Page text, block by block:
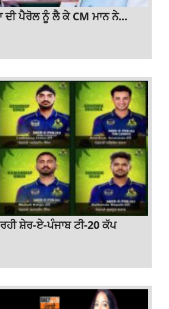
ਦੀ ਪੈਰੋਲ ਨੂੰ ਲੈ ਕੇ CM ਮਾਨ ਨੇ...
ਸ਼ੇਰ-ਏ-ਪੰਜਾਬ ਟੀ-20 ਕੱਪ